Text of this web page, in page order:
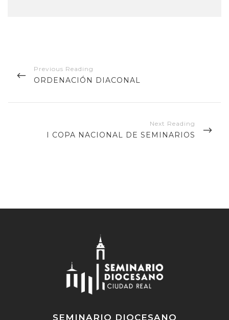
de
entradas
PREVIOUS
ORDENACIÓN DIACONAL
NEXT
I COPA NACIONAL DE SEMINARIOS
SEMINARIO DIOCESANO